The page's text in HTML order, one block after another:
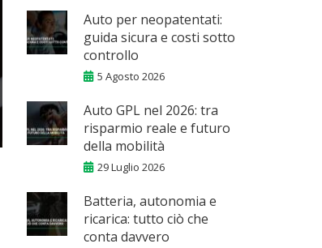
Auto per neopatentati:
guida sicura e costi sotto
controllo
5 Agosto 2026
Auto GPL nel 2026: tra
risparmio reale e futuro
della mobilità
29 Luglio 2026
Batteria, autonomia e
ricarica: tutto ciò che
conta davvero